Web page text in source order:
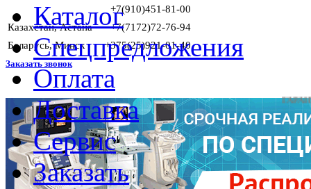
+7(910)451-81-00
Казахстан, Астана
+7(7172)72-76-94
Беларусь, Минск
+375(25)921-01-40
Заказать звонок
ГАРАНТИИ
Каталог
Спецпредложения
Оплата
Доставка
Сервис
Заказать